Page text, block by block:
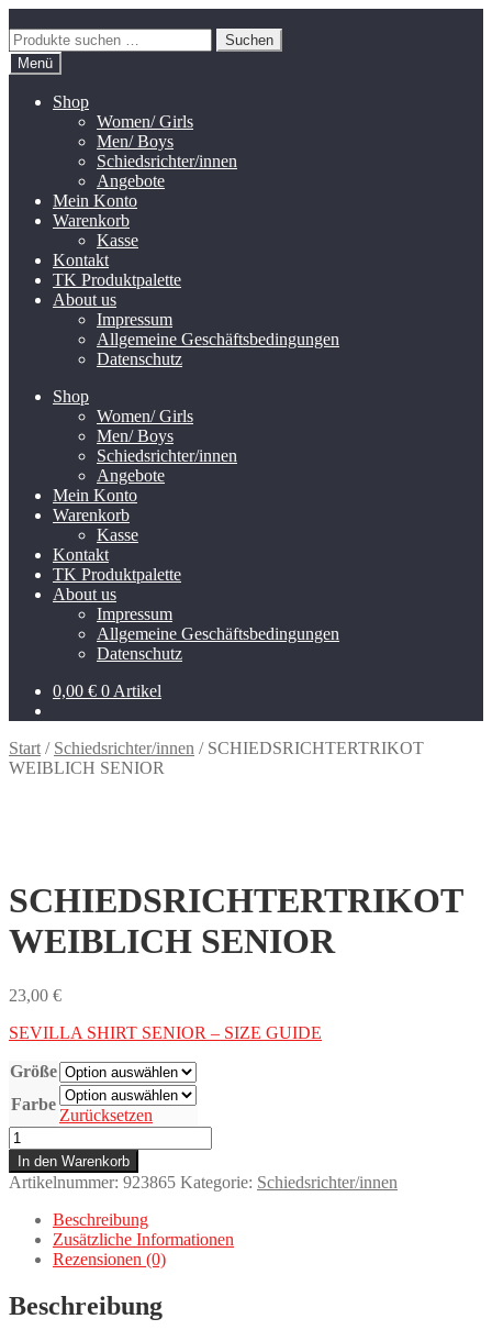
Navigation
springen
Inhalt
springen
Suchen
nach:
Suchen
Menü
Shop
Women/ Girls
Men/ Boys
Schiedsrichter/innen
Angebote
Mein Konto
Warenkorb
Kasse
Kontakt
TK Produktpalette
About us
Impressum
Allgemeine Geschäftsbedingungen
Datenschutz
Shop
Women/ Girls
Men/ Boys
Schiedsrichter/innen
Angebote
Mein Konto
Warenkorb
Kasse
Kontakt
TK Produktpalette
About us
Impressum
Allgemeine Geschäftsbedingungen
Datenschutz
0,00 € 0 Artikel
Start / Schiedsrichter/innen / SCHIEDSRICHTERTRIKOT
WEIBLICH SENIOR
SCHIEDSRICHTERTRIKOT
WEIBLICH SENIOR
23,00 €
SEVILLA SHIRT SENIOR – SIZE GUIDE
Größe
Farbe
Zurücksetzen
SCHIEDSRICHTERTRIKOT
WEIBLICH
SENIOR
Menge
In den Warenkorb
Artikelnummer: 923865 Kategorie: Schiedsrichter/innen
Beschreibung
Zusätzliche Informationen
Rezensionen (0)
Beschreibung